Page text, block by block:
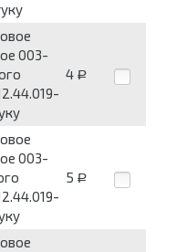
003-
4 Р
003-
5 Р